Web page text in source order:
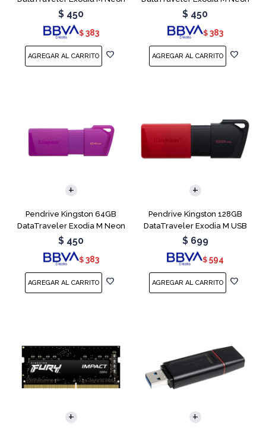
Green
$ 450
$ 383
Pink
$ 450
$ 383
Pendrive Kingston 64GB
DataTraveler Exodia M Neon
Purple
$ 450
$ 383
Pendrive Kingston 128GB
DataTraveler Exodia M USB
3.2
$ 699
$ 594